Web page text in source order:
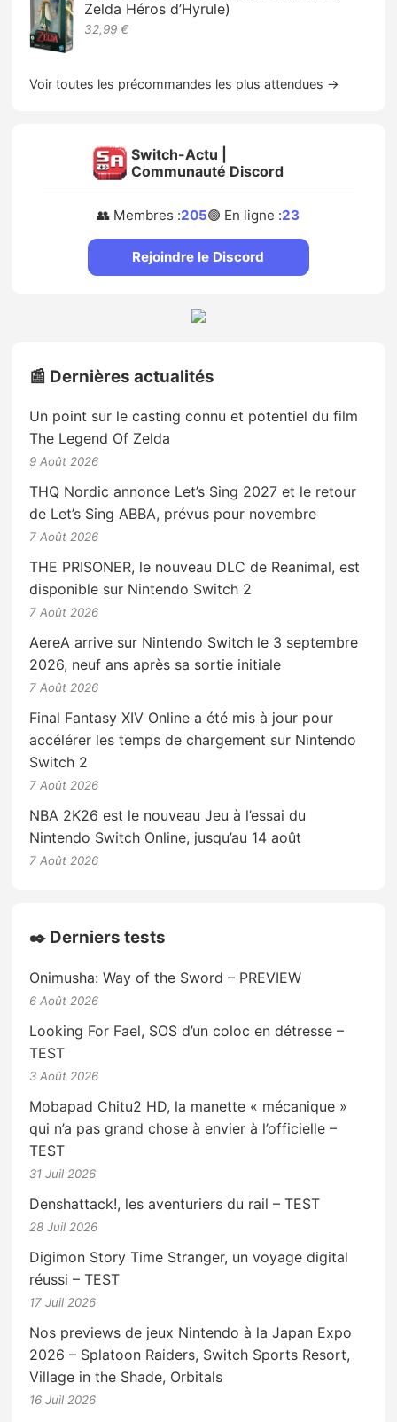
Zelda Héros d’Hyrule)
32,99 €
Voir toutes les précommandes les plus attendues →
Switch-Actu |
Communauté Discord
👥 Membres :205🟢 En ligne :23
Rejoindre le Discord
📰 Dernières actualités
Un point sur le casting connu et potentiel du film
The Legend Of Zelda
9 Août 2026
THQ Nordic annonce Let’s Sing 2027 et le retour
de Let’s Sing ABBA, prévus pour novembre
7 Août 2026
THE PRISONER, le nouveau DLC de Reanimal, est
disponible sur Nintendo Switch 2
7 Août 2026
AereA arrive sur Nintendo Switch le 3 septembre
2026, neuf ans après sa sortie initiale
7 Août 2026
Final Fantasy XIV Online a été mis à jour pour
accélérer les temps de chargement sur Nintendo
Switch 2
7 Août 2026
NBA 2K26 est le nouveau Jeu à l’essai du
Nintendo Switch Online, jusqu’au 14 août
7 Août 2026
✒️ Derniers tests
Onimusha: Way of the Sword – PREVIEW
6 Août 2026
Looking For Fael, SOS d’un coloc en détresse –
TEST
3 Août 2026
Mobapad Chitu2 HD, la manette « mécanique »
qui n’a pas grand chose à envier à l’officielle –
TEST
31 Juil 2026
Denshattack!, les aventuriers du rail – TEST
28 Juil 2026
Digimon Story Time Stranger, un voyage digital
réussi – TEST
17 Juil 2026
Nos previews de jeux Nintendo à la Japan Expo
2026 – Splatoon Raiders, Switch Sports Resort,
Village in the Shade, Orbitals
16 Juil 2026